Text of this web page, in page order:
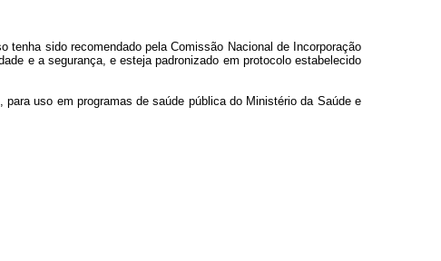
tenha sido recomendado pela Comissão Nacional de Incorporação
e a segurança, e esteja padronizado em protocolo estabelecido
uso em programas de saúde pública do Ministério da Saúde e